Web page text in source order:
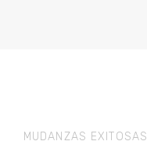
MUDANZAS EXITOSAS